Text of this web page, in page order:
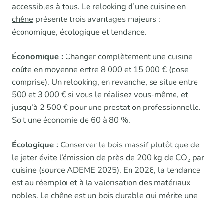
accessibles à tous. Le relooking d’une cuisine en
chêne présente trois avantages majeurs :
économique, écologique et tendance.
Économique : Changer complètement une cuisine
coûte en moyenne entre 8 000 et 15 000 € (pose
comprise). Un relooking, en revanche, se situe entre
500 et 3 000 € si vous le réalisez vous-même, et
jusqu’à 2 500 € pour une prestation professionnelle.
Soit une économie de 60 à 80 %.
Écologique : Conserver le bois massif plutôt que de
le jeter évite l’émission de près de 200 kg de CO₂ par
cuisine (source ADEME 2025). En 2026, la tendance
est au réemploi et à la valorisation des matériaux
nobles. Le chêne est un bois durable qui mérite une